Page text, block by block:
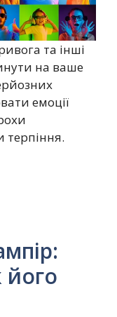
та інші
на ваше
емоції
терпіння.
його